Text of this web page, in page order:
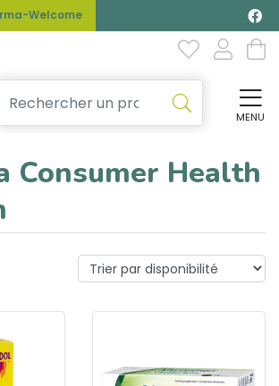
Welcome
MENU
Consumer Health